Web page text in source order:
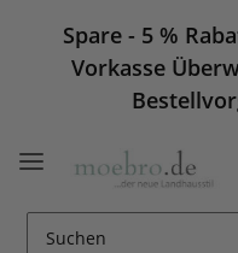
Spare - 5 %
Vorkasse